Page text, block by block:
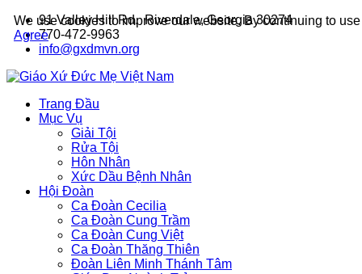
91 Valley Hill Rd. Riverdale, Georgia 30274
770-472-9963
info@gxdmvn.org
Trang Đầu
Mục Vụ
Giải Tội
Rửa Tội
Hôn Nhân
Xức Dầu Bệnh Nhân
Hội Đoàn
Ca Đoàn Cecilia
Ca Đoàn Cung Trầm
Ca Đoàn Cung Việt
Ca Đoàn Thăng Thiên
Đoàn Liên Minh Thánh Tâm
We use cookies to improve our website. By continuing to
Agree